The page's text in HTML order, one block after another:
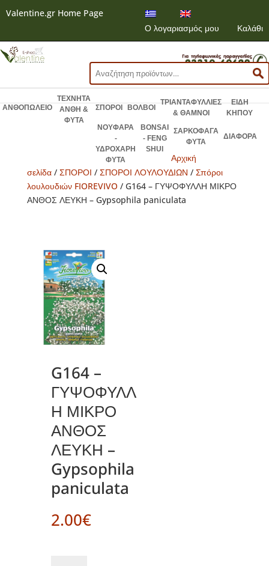
Valentine.gr Home Page
Ο λογαριασμός μου
Καλάθι
Αναζήτηση
για:
ΑΝΘΟΠΩΛΕΙΟ
ΤΕΧΝΗΤΑ
ΑΝΘΗ &
ΦΥΤΑ
ΣΠΟΡΟΙ ΒΟΛΒΟΙ
ΤΡΙΑΝΤΑΦΥΛΛΙΕΣ
& ΘΑΜΝΟΙ
ΕΙΔΗ
ΚΗΠΟΥ
ΝΟΥΦΑΡΑ
-
ΥΔΡΟΧΑΡΗ
ΦΥΤΑ
BONSAI
- FENG
SHUI
ΣΑΡΚΟΦΑΓΑ
ΦΥΤΑ
ΔΙΑΦΟΡΑ
Αρχική
σελίδα/ ΣΠΟΡΟΙ / ΣΠΟΡΟΙ ΛΟΥΛΟΥΔΙΩΝ / Σπόροι
λουλουδιών FIOREVIVO / G164 – ΓΥΨΟΦΥΛΛΗ ΜΙΚΡΟ
ΑΝΘΟΣ ΛΕΥΚΗ – Gypsophila paniculata
G164 –
ΓΥΨΟΦΥΛΛ
Η ΜΙΚΡΟ
ΑΝΘΟΣ
ΛΕΥΚΗ –
Gypsophila
paniculata
2.00€